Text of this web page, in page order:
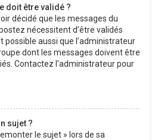
doit être validé ?
décidé que les messages du
nécessitent d’être validés
possible aussi que l’administrateur
dont les messages doivent être
Contactez l’administrateur pour
sujet ?
le sujet » lors de sa